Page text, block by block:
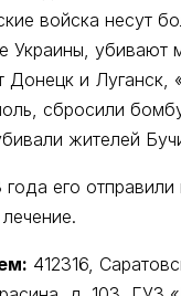
войска несут
Украины, убивают
Донецк и Луганск,
сбросили
жителей
его отправили
412316,